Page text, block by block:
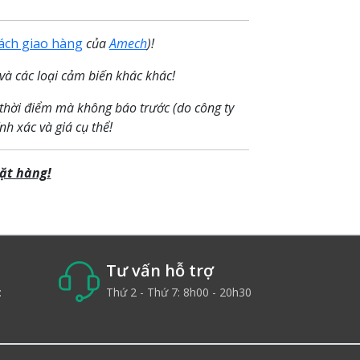
giao hàngcủaAmech)!
các loại cảm biến khác khác!
điểm mà không báo trước (do công ty
xác và giá cụ thể!
hàng!
Tư vấn hỗ trợ
Thứ 2 - Thứ 7: 8h00 - 20h30